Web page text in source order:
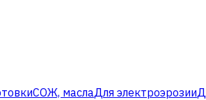
СОЖ, маслаДля электроэрозии